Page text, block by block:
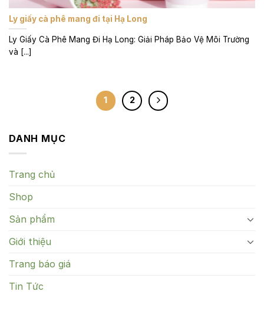
Ly giấy cà phê mang đi tại Hạ Long
Ly Giấy Cà Phê Mang Đi Hạ Long: Giải Pháp Bảo Vệ Môi Trường
và [...]
1 2
DANH MỤC
Trang chủ
Shop
Sản phẩm
Giới thiệu
Trang báo giá
Tin Tức